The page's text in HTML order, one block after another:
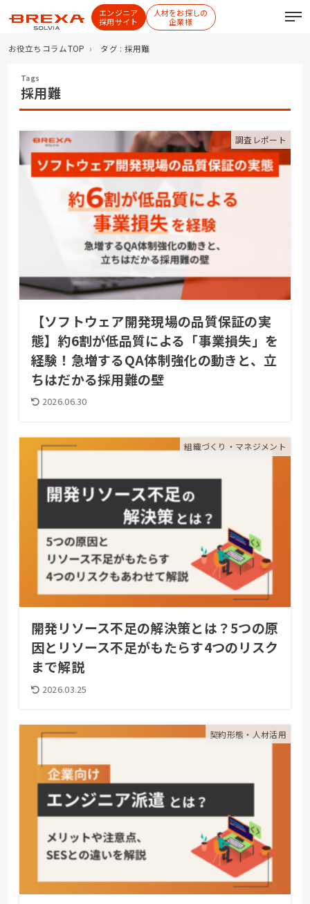
エンジニア
採用サイト
人材をお探しの
企業様
お役立ちコラムTOP タグ : 採用難
採用難
調査レポート
【ソフトウェア開発現場の品質保証の実
態】約6割が低品質による「事業損失」を
経験！急増するQA体制強化の動きと、立
ちはだかる採用難の壁
2026.06.30
組織づくり・マネジメント
開発リソース不足の解決策とは？5つの原
因とリソース不足がもたらす4つのリスク
まで解説
2026.03.25
契約形態・人材活用